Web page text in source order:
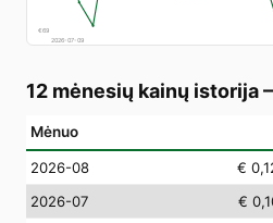
€69
2026-07-09
12 mėnesių kainų istorija
Mėnuo
2026-08 €
2026-07
€